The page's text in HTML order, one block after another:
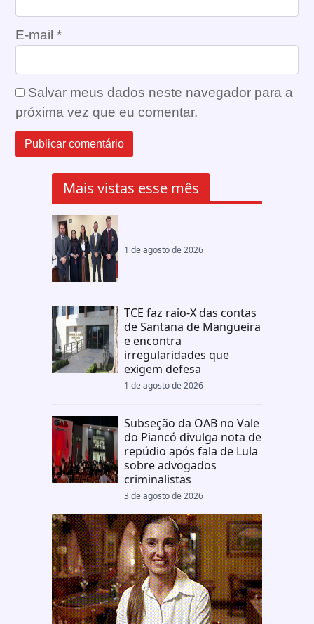
E-mail *
Salvar meus dados neste navegador para a
próxima vez que eu comentar.
Mais vistas esse mês
1 de agosto de 2026
TCE faz raio-X das contas
de Santana de Mangueira
e encontra
irregularidades que
exigem defesa
1 de agosto de 2026
Subseção da OAB no Vale
do Piancó divulga nota de
repúdio após fala de Lula
sobre advogados
criminalistas
3 de agosto de 2026